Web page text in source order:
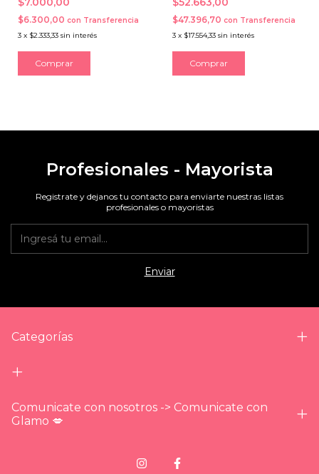
$6.300,00 con Transferencia
3 x $2.333,33 sin interés
$47.396,70 con Transferencia
3 x $17.554,33 sin interés
Profesionales - Mayorista
Registrate y dejanos tu contacto para enviarte nuestras listas
profesionales o mayoristas
Categorías
Comunicate con nosotros -> Comunicate con
Glamo 💋